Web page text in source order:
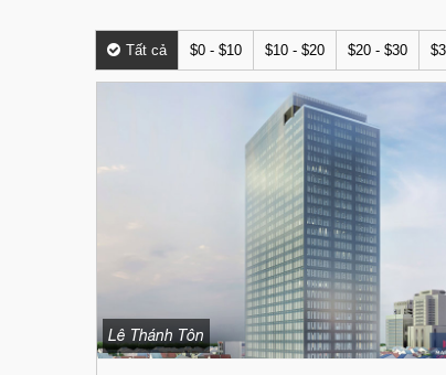
Tất cả $0 - $10 $10 - $20 $20 - $30
Lê Thánh Tôn